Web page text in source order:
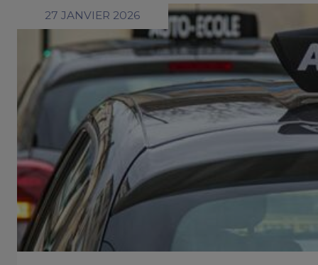
27 JANVIER 2026